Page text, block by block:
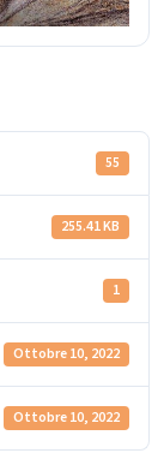
55
255.41 KB
1
Ottobre 10, 2022
Ottobre 10, 2022